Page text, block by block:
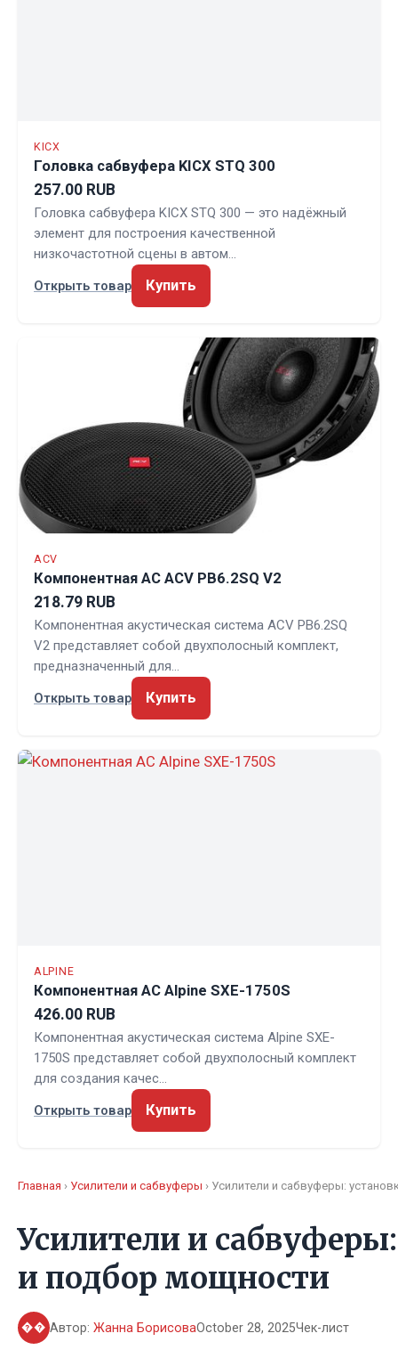
KICX
Головка сабвуфера KICX STQ 300
257.00 RUB
Головка сабвуфера KICX STQ 300 — это надёжный
элемент для построения качественной
низкочастотной сцены в автом…
Открыть товар
Купить
ACV
Компонентная АС ACV PB6.2SQ V2
218.79 RUB
Компонентная акустическая система ACV PB6.2SQ
V2 представляет собой двухполосный комплект,
предназначенный для…
Открыть товар
Купить
ALPINE
Компонентная АС Alpine SXE-1750S
426.00 RUB
Компонентная акустическая система Alpine SXE-
1750S представляет собой двухполосный комплект
для создания качес…
Открыть товар
Купить
Главная › Усилители и сабвуферы › Усилители и сабвуферы:
Усилители и
и подбор мощности
�� Автор: Жанна БорисоваOctober 28, 2025Чек-лист